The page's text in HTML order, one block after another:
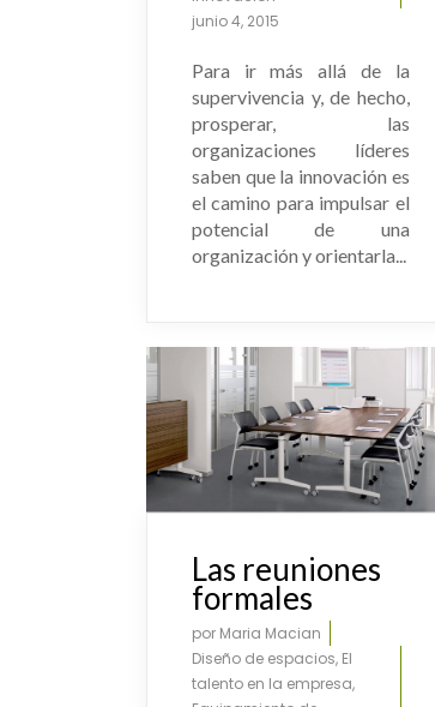
junio 4, 2015
Para ir más allá de la
supervivencia y, de hecho,
prosperar, las
organizaciones líderes
saben que la innovación es
el camino para impulsar el
potencial de una
organización y orientarla...
Las reuniones
formales
por Maria Macian
Diseño de espacios, El
talento en la empresa,